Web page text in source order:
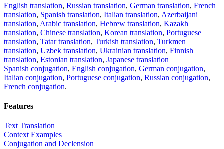
English translation, Russian translation, German translation, French
translation, Spanish translation, Italian translation, Azerbaijani
translation, Arabic translation, Hebrew translation, Kazakh
translation, Chinese translation, Korean translation, Portuguese
translation, Tatar translation, Turkish translation, Turkmen
translation, Uzbek translation, Ukrainian translation, Finnish
translation, Estonian translation, Japanese translation
Spanish conjugation, English conjugation, German conjugation,
Italian conjugation, Portuguese conjugation, Russian conjugation,
French conjugation.
Features
Text Translation
Context Examples
Conjugation and Declension